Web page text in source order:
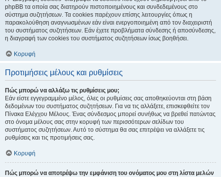
phpBB τα οποία σας διατηρούν πιστοποιημένους και συνδεδεμένους στο
σύστημα συζητήσεων. Τα cookies παρέχουν επίσης λειτουργίες όπως η
παρακολούθηση αναγνωσμένων εάν είναι ενεργοποιημένη από τον διαχειριστή
του συστήματος συζητήσεων. Εάν έχετε προβλήματα σύνδεσης ή αποσύνδεσης,
η διαγραφή των cookies του συστήματος συζητήσεων ίσως βοηθήσει.
Κορυφή
Προτιμήσεις μέλους και ρυθμίσεις
Πώς μπορώ να αλλάξω τις ρυθμίσεις μου;
Εάν είστε εγγεγραμμένο μέλος, όλες οι ρυθμίσεις σας αποθηκεύονται στη βάση
δεδομένων του συστήματος συζητήσεων. Για να τις αλλάξετε, επισκεφθείτε τον
Πίνακα Ελέγχου Μέλους. Ένας σύνδεσμος μπορεί συνήθως να βρεθεί πατώντας
στο όνομα μέλους σας στην κορυφή των περισσότερων σελίδων του
συστήματος συζητήσεων. Αυτό το σύστημα θα σας επιτρέψει να αλλάξετε τις
ρυθμίσεις και τις προτιμήσεις σας.
Κορυφή
Πώς μπορώ να αποτρέψω την εμφάνιση του ονόματος μου στη λίστα μελών